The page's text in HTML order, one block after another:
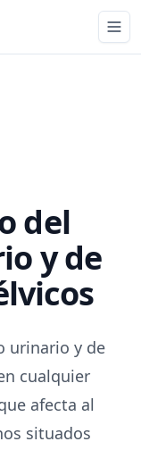
del
y de
urinario y de
cualquier
afecta al
situados